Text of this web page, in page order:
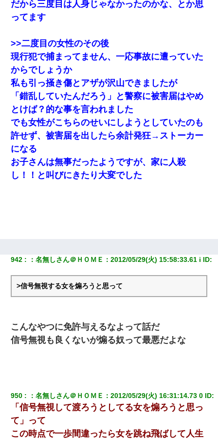
だから三度目は人身じゃなかったのかな、とか思
ってます
>>二度目の女性のその後
現行犯で捕まってません、一応事故に遭っていた
からでしょうか
私も引っ掻き傷とアザが沢山できましたが
「錯乱していたんだろう」と警察に被害届はやめ
とけば？的な事を言われました
でも女性がこちらのせいにしようとしていたのも
許せず、被害届を出したら余計発狂→ストーカー
になる
お子さんは無事だったようですが、家に人殺
し！！と叫びにきたり大変でした
942 ：名無しさん＠ＨＯＭＥ ：2012/05/29(火) 15:58:33.61 i ID:
>信号無視する女を煽ろうと思って
こんなやつに免許与えるなよって話だ
信号無視も良くないが煽る奴って最悪だよな
950 ：名無しさん＠ＨＯＭＥ ：2012/05/29(火) 16:31:14.73 0 ID:
「信号無視して渡ろうとしてる女を煽ろうと思っ
て」って
この時点で一歩間違ったら女を跳ね飛ばして人生